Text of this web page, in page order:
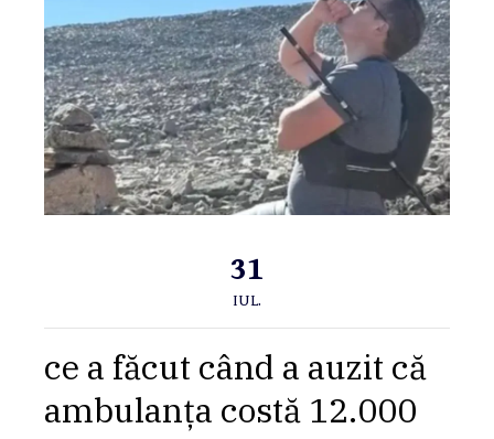
31
IUL.
ce a făcut când a auzit că
ambulanța costă 12.000